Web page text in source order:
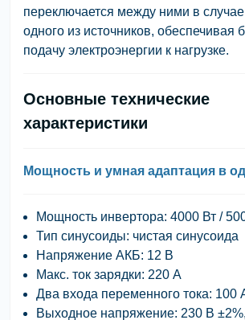
переключается между ними в
одного из источников, обеспечивая
подачу электроэнергии к нагрузке.
Основные технические
характеристики
Мощность и умная адаптация в
Мощность инвертора: 4000 Вт /
Тип синусоиды: чистая синусоида
Напряжение АКБ: 12 В
Макс. ток зарядки: 220 А
Два входа переменного тока: 100
Выходное напряжение: 230 В